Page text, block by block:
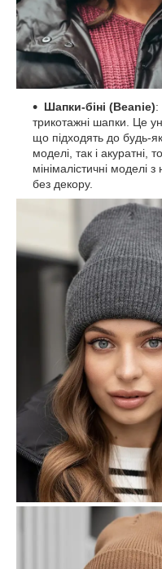
Шапки-біні (Beanie):
трикотажні шапки. Це
що підходять до будь-
моделі, так і акуратні,
мінімалістичні моделі
без декору.